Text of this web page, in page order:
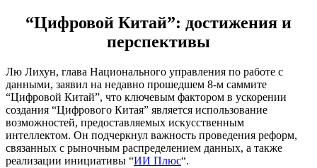
“Цифровой Китай”: достижения и
перспективы
Лю Лихун, глава Национального управления по работе с
данными, заявил на недавно прошедшем 8-м саммите
“Цифровой Китай”, что ключевым фактором в ускорении
создания “Цифрового Китая” является использование
возможностей, предоставляемых искусственным
интеллектом. Он подчеркнул важность проведения реформ,
связанных с рыночным распределением данных, а также
реализации инициативы “ИИ Плюс“.